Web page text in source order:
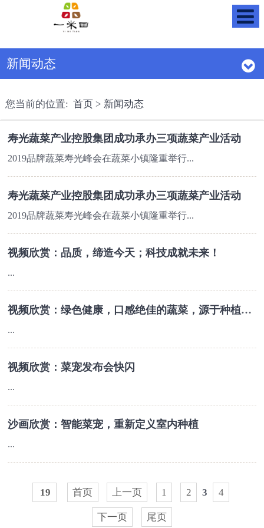
新闻动态
您当前的位置:首页 > 新闻动态
寿光蔬菜产业控股集团成功承办三项蔬菜产业活动
2019品牌蔬菜寿光峰会在蔬菜小镇隆重举行...
寿光蔬菜产业控股集团成功承办三项蔬菜产业活动
2019品牌蔬菜寿光峰会在蔬菜小镇隆重举行...
视频欣赏：品质，缔造今天；科技成就未来！
...
视频欣赏：绿色健康，口感绝佳的蔬菜，源于种植模式的转变
...
视频欣赏：菜宠发布会快闪
...
沙画欣赏：智能菜宠，重新定义室内种植
...
19 首页 上一页 1 2 3 4
下一页 尾页